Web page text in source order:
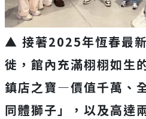
▲ 接著2025年恆春最
徙，館內充滿栩栩如生
鎮店之寶—價值千萬、
同體獅子」，以及高達